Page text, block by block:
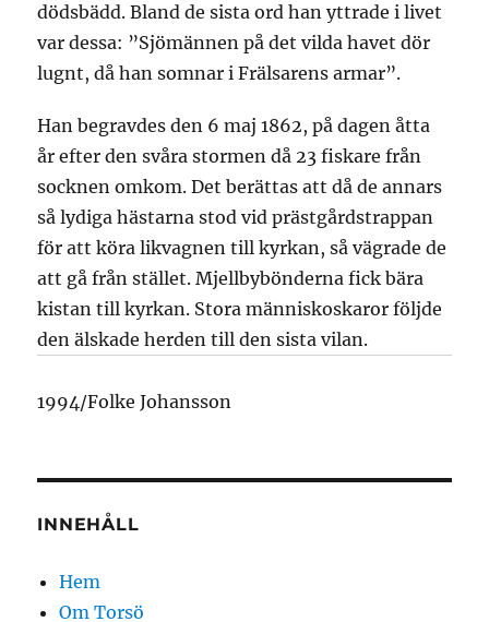
dödsbädd. Bland de sista ord han yttrade i livet
var dessa: ”Sjömännen på det vilda havet dör
lugnt, då han somnar i Frälsarens armar”.
Han begravdes den 6 maj 1862, på dagen åtta
år efter den svåra stormen då 23 fiskare från
socknen omkom. Det berättas att då de annars
så lydiga hästarna stod vid prästgårdstrappan
för att köra likvagnen till kyrkan, så vägrade de
att gå från stället. Mjellbybönderna fick bära
kistan till kyrkan. Stora människoskaror följde
den älskade herden till den sista vilan.
1994/Folke Johansson
INNEHÅLL
Hem
Om Torsö